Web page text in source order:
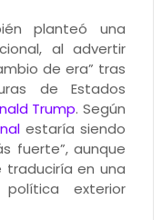
planteó una
al advertir
de era” tras
de Estados
Trump. Según
estaría siendo
fuerte”, aunque
en una
exterior